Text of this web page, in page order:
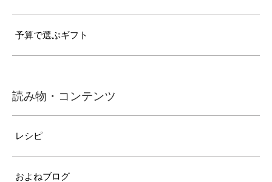
予算で選ぶギフト
読み物・コンテンツ
レシピ
およねブログ